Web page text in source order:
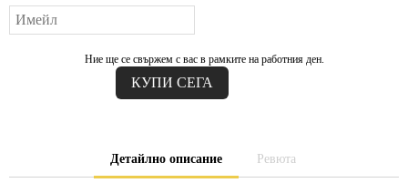
Ние ще се свържем с вас в рамките на работния ден.
Детайлно описание Ревюта